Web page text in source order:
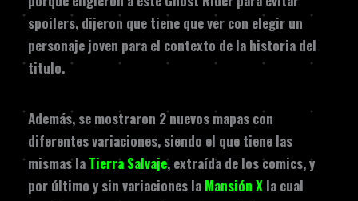
spoilers, dijeron que tiene que ver con elegir un
personaje joven para el contexto de la historia del
titulo.
Además, se mostraron 2 nuevos mapas con
diferentes variaciones, siendo el que tiene las
mismas la Tierra Salvaje, extraída de los comics, y
por último y sin variaciones la Mansión X la cual